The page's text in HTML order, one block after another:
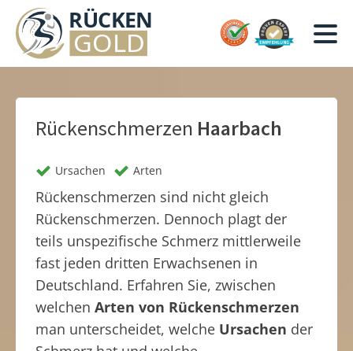
Rückenschmerzen Haarbach
Ursachen Arten
Rückenschmerzen sind nicht gleich
Rückenschmerzen. Dennoch plagt der
teils unspezifische Schmerz mittlerweile
fast jeden dritten Erwachsenen in
Deutschland. Erfahren Sie, zwischen
welchen Arten von Rückenschmerzen
man unterscheidet, welche Ursachen der